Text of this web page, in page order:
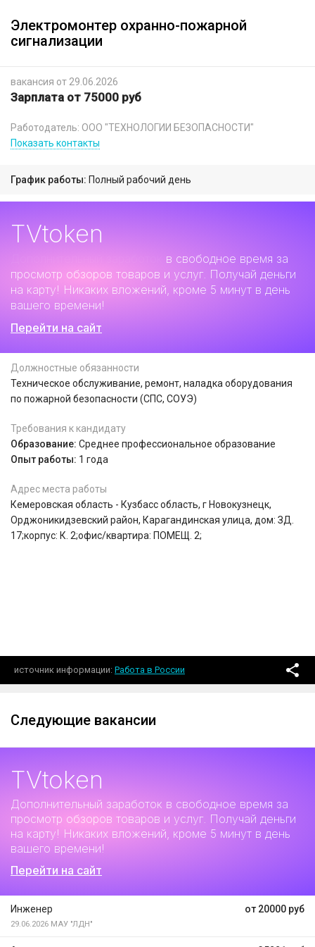
Электромонтер охранно-пожарной
сигнализации
вакансия от 29.06.2026
Зарплата от 75000 руб
Работодатель: ООО "ТЕХНОЛОГИИ БЕЗОПАСНОСТИ"
Показать контакты
График работы: Полный рабочий день
TVtoken
в свободное время за
просмотр обзоров товаров и услуг. Получай деньги
на карту! Никаких вложений, кроме 5 минут в день
вашего времени!
Перейти на сайт
Должностные обязанности
Техническое обслуживание, ремонт, наладка оборудования
по пожарной безопасности (СПС, СОУЭ)
Требования к кандидату
Образование: Среднее профессиональное образование
Опыт работы: 1 года
Адрес места работы
Кемеровская область - Кузбасс область, г Новокузнецк,
Орджоникидзевский район, Карагандинская улица, дом: ЗД.
17;корпус: К. 2;офис/квартира: ПОМЕЩ. 2;
источник информации Работа в России
Следующие вакансии
TVtoken
Дополнительный заработок в свободное время за
просмотр обзоров товаров и услуг. Получай деньги
на карту! Никаких вложений, кроме 5 минут в день
вашего времени!
Перейти на сайт
от 20000 руб
Инженер
29.06.2026 МАУ "ЛДН"